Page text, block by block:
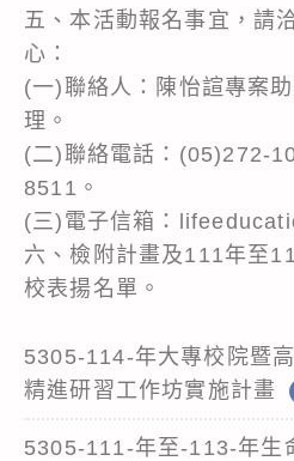
五、本活動報名事宜，請
心：
(一)聯絡人：陳怡諠專案
理。
(二)聯絡電話：(05)272-
8511。
(三)電子信箱：
六、檢附計畫及111年至
校表揚名單。
5305-114-年大專校院暨
精進研習工作坊實施計畫
5305-111-年至-113-年生